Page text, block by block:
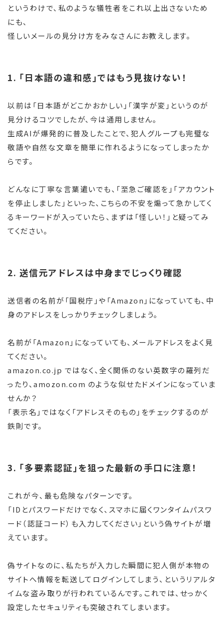
というわけで、私のような犠牲者をこれ以上出さないため
にも、
怪しいメールの見分け方をみなさんにお教えします。
1. 「日本語の違和感」ではもう見抜けない！
以前は「日本語がどこかおかしい」「漢字が変」というのが
見分けるコツでしたが、今は通用しません。
生成AIが爆発的に普及したことで、犯人グループも完璧な
敬語や自然な文章を簡単に作れるようになってしまったか
らです。
どんなに丁寧な言葉遣いでも、「至急ご確認を」「アカウント
を停止しました」といった、こちらの不安を煽って急かしてく
るキーワードが入っていたら、まずは「怪しい！」と疑ってみ
てください。
2. 送信元アドレスは中身までじっくり確認
送信者の名前が「国税庁」や「Amazon」になっていても、中
身のアドレスをしっかりチェックしましょう。
名前が「Amazon」になっていても、メールアドレスをよく見
てください。
amazon.co.jp ではなく、全く関係のない英数字の羅列だ
ったり、amozon.com のような似せたドメインになっていま
せんか？
「表示名」ではなく「アドレスそのもの」をチェックするのが
鉄則です。
3. 「多要素認証」を狙った最新の手口に注意！
これが今、最も危険なパターンです。
「IDとパスワードだけでなく、スマホに届くワンタイムパスワ
ード（認証コード）も入力してください」という偽サイトが増
えています。
偽サイトなのに、私たちが入力した瞬間に犯人側が本物の
サイトへ情報を転送してログインしてしまう、というリアルタ
イムな盗み取りが行われているんです。これでは、せっかく
設定したセキュリティも突破されてしまいます。